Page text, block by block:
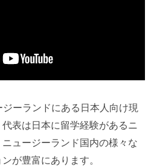
ーランドにある日本人向け現
表は日本に留学経験があるニ
ュージーランド国内の様々な
が豊富にあります。